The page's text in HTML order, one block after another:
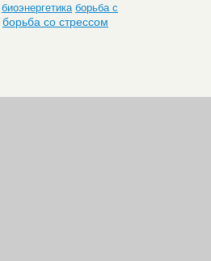
биоэнергетика борьба с
борьба со стрессом